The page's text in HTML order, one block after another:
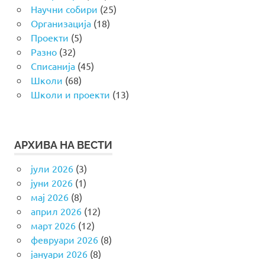
Научни собири (25)
Организација(18)
Проекти (5)
Разно(32)
Списанија(45)
Школи (68)
Школи и проекти (13)
АРХИВА НА ВЕСТИ
јули 2026(3)
јуни 2026(1)
мај 2026(8)
април 2026(12)
март 2026(12)
февруари 2026(8)
јануари 2026(8)